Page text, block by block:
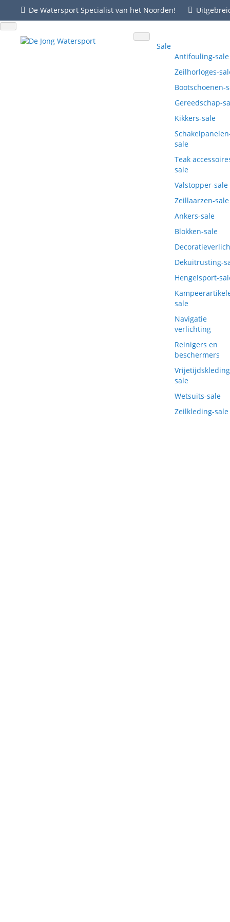
De Watersport Specialist van het Noorden!
Sale
Antifouling-sale
Zeilhorloges-
Bootschoenen-
Gereedschap-
Kikkers-sale
sale
Teak
sale
Valstopper-sale
Zeillaarzen-sale
Ankers-sale
Blokken-sale
Dekuitrusting-
Hengelsport-
sale
Navigatie
verlichting
Reinigers en
beschermers
sale
Wetsuits-sale
Zeilkleding-sale